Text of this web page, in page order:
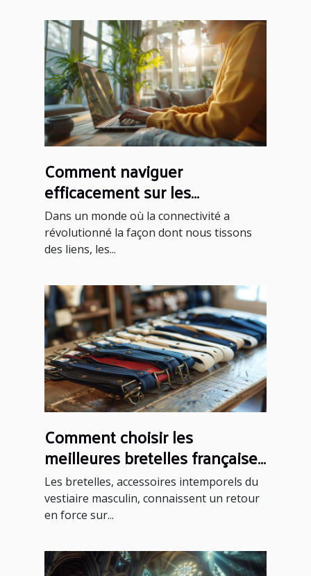
Comment naviguer
efficacement sur les
plateformes de rencontres
sérieuses
Dans un monde où la connectivité a
révolutionné la façon dont nous tissons
des liens, les...
Comment choisir les
meilleures bretelles françaises
pour chaque occasion
Les bretelles, accessoires intemporels du
vestiaire masculin, connaissent un retour
en force sur...